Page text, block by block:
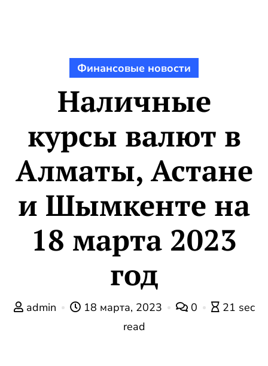
Финансовые новости
Наличные
курсы валют в
Алматы, Астане
и Шымкенте на
18 марта 2023
год
admin 18 марта, 2023 0
21 sec
read